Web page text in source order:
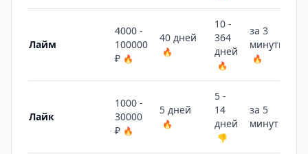
Лайм
4000 -
100000
₽ 🔥
40 дней
🔥
10 -
364
дней
🔥
за 3
минуты
🔥
Лайк
1000 -
30000
₽ 🔥
5 дней
🔥
5 -
14
дней
👎
за 5
минут